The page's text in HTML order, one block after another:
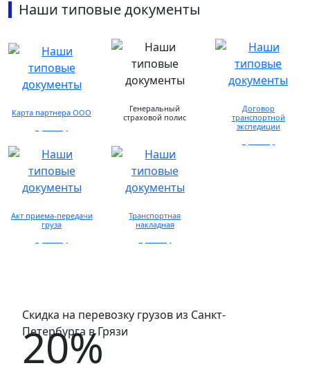
Наши типовые документы
Карта партнера ООО
Генеральный
страховой полис
Договор
транспортной
экспедиции
Акт приема-передачи
груза
Транспортная
накладная
Скидка на перевозку грузов из Санкт-
Петербурга в Грязи
20%